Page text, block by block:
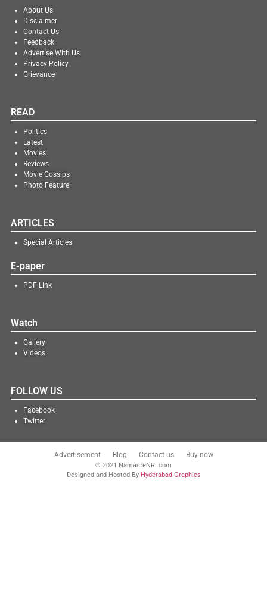
About Us
Disclaimer
Contact Us
Feedback
Advertise With Us
Privacy Policy
Grievance
READ
Politics
Latest
Movies
Reviews
Movie Gossips
Photo Feature
ARTICLES
Special Articles
E-paper
PDF Link
Watch
Gallery
Videos
FOLLOW US
Facebook
Twitter
Advertisement Blog Contact us Buy now
© 2021 NamasteNRI.com
Designed and Hosted By Hyderabad Graphics